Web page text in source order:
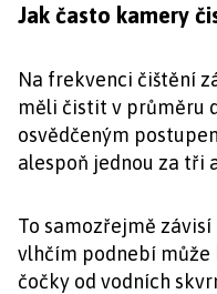
Jak často kamery
Na frekvenci čištění
měli čistit v průměru
osvědčeným
alespoň jednou za tři
To samozřejmě
vlhčím podnebí
čočky od vodních